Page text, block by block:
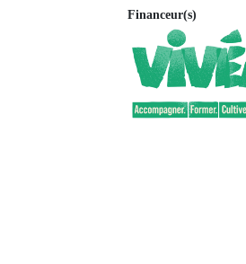
Financeur(s)